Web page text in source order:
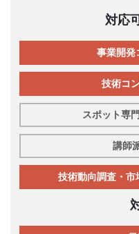
対応
事業開発
技術コ
スポット専
講師
技術動向調査・市